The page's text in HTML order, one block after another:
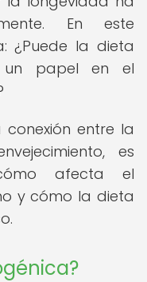
En este
¿Puede la dieta
un papel en el
entre la
es
afecta el
y cómo la dieta